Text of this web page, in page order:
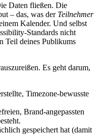
Daten fließen. Die
– das, was der Teilnehmer
Kalender. Und selbst
Standards nicht
Teil deines Publikums
Es geht darum,
Timezone-bewusste
Brand-angepassten
gespeichert hat (damit